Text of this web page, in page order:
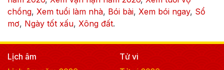
chồng, Xem tuổi làm nhà, Bói bài, Xem bói ngay, Sổ
mơ, Ngày tốt xấu, Xông đất.
Lịch âm
Tử vi